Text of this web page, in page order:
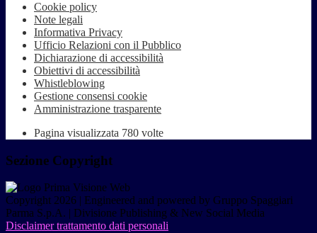
Cookie policy
Note legali
Informativa Privacy
Ufficio Relazioni con il Pubblico
Dichiarazione di accessibilità
Obiettivi di accessibilità
Whistleblowing
Gestione consensi cookie
Amministrazione trasparente
Pagina visualizzata 780 volte
Sezione Copyright
Copyright 2026 | Engineered and powered by Gruppo Spaggiari
Parma S.p.A. | Divisione Publishing & New Social Media
Disclaimer trattamento dati personali